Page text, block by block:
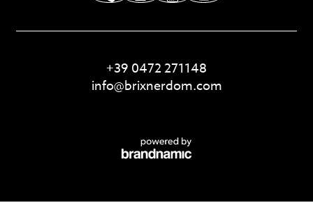
+39 0472 271148
info@brixnerdom.com